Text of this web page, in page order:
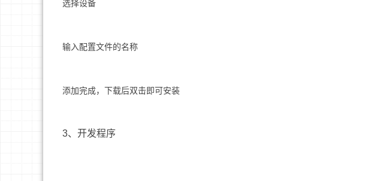
选择设备
输入配置文件的名称
添加完成，下载后双击即可安装
3、开发程序